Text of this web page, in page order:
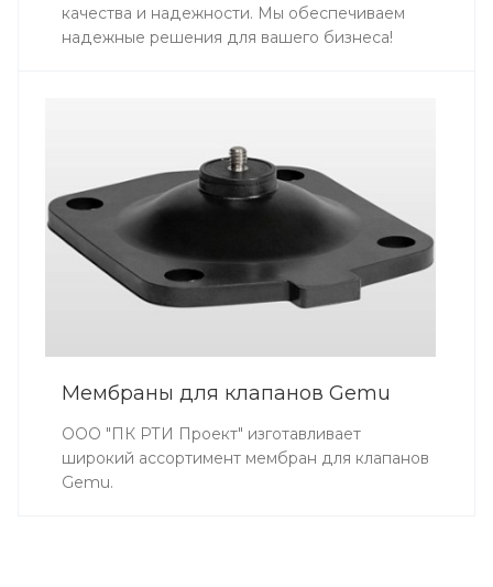
качества и надежности. Мы обеспечиваем
надежные решения для вашего бизнеса!
Мембраны для клапанов Gemu
ООО "ПК РТИ Проект" изготавливает
широкий ассортимент мембран для клапанов
Gemu.